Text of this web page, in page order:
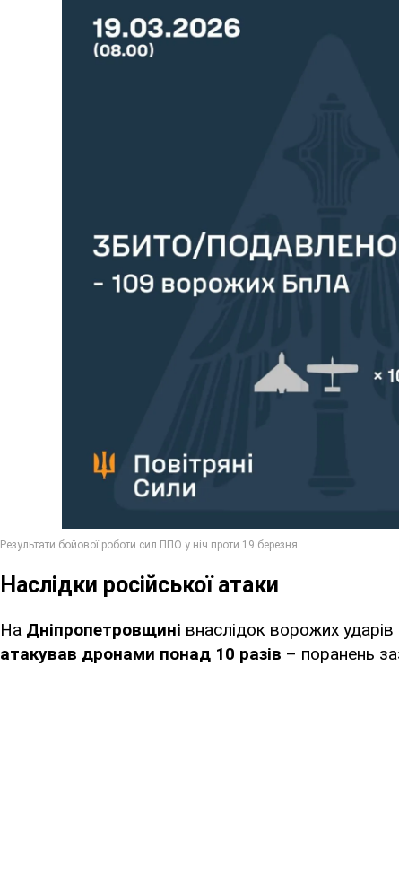
Наслідки російської атаки
На Дніпропетровщині внаслідок ворожих
атакував дронами понад 10 разів – поранень